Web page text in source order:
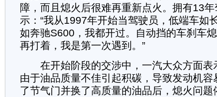
障，而且熄火后很难再重新点火。拥有13
示：“我从1997年开始当驾驶员，低端车如
如奔驰S600，我都开过。自动挡的车刹车
再打着，我是第一次遇到。”
在开始阶段的交涉中，一汽大众方面表
由于油品质量不佳引起积碳，导致发动机
了节气门并换了高质量的油品后，熄火问